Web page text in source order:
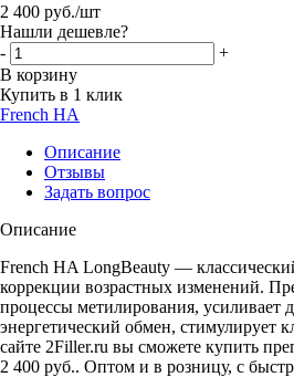
2 400 руб./шт
Нашли дешевле?
-
+
В корзину
Купить в 1 клик
French HA
Описание
Отзывы
Задать вопрос
Описание
French HA LongBeauty —
коррекции возрастных изменений.
процессы метилирования, усиливает
энергетический обмен, стимулирует
сайте 2Filler.ru вы сможете купить
2 400 руб.. Оптом и в розницу, с